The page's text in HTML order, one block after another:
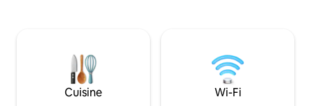
d'une connexion Wi-Fi haut débit, d'un
petit déjeuner gratuit sur demande,
d'une cuisine entièrement équipée,
d'une laverie sur place et d'eau chaude
Grâce à son Wi-
moderne, il est
groupes ou les
Accès rapide aux
Cuisine Wi-Fi